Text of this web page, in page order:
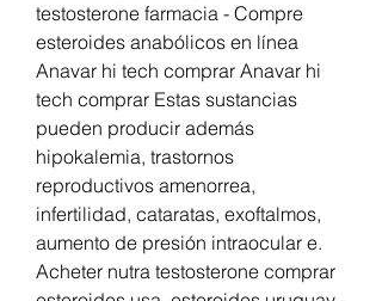
testosterone farmacia - Compre
esteroides anabólicos en línea
Anavar hi tech comprar Anavar hi
tech comprar Estas sustancias
pueden producir además
hipokalemia, trastornos
reproductivos amenorrea,
infertilidad, cataratas, exoftalmos,
aumento de presión intraocular e.
Acheter nutra testosterone comprar